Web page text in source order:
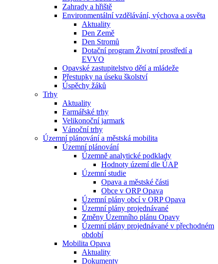
Zahrady a hřiště
Environmentální vzdělávání, výchova a osvěta
Aktuality
Den Země
Den Stromů
Dotační program Životní prostředí a
EVVO
Opavské zastupitelstvo dětí a mládeže
Přestupky na úseku školství
Úspěchy žáků
Trhy
Aktuality
Farmářské trhy
Velikonoční jarmark
Vánoční trhy
Územní plánování a městská mobilita
Územní plánování
Územně analytické podklady
Hodnoty území dle ÚAP
Územní studie
Opava a městské části
Obce v ORP Opava
Územní plány obcí v ORP Opava
Územní plány projednávané
Změny Územního plánu Opavy
Územní plány projednávané v přechodném
období
Mobilita Opava
Aktuality
Dokumenty